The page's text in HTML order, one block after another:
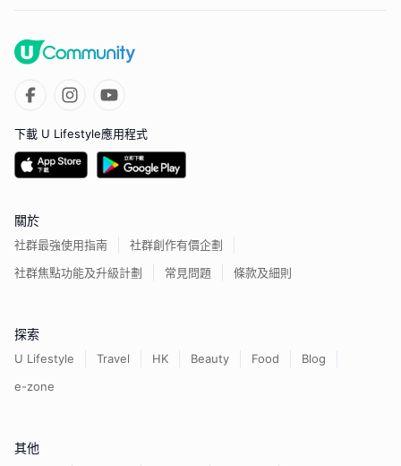
下載 U Lifestyle應用程式
關於
社群最強使用指南
社群創作有價企劃
社群焦點功能及升級計劃
常見問題 條款及細則
探索
U Lifestyle Travel HK Beauty Food
Blog
e-zone
其他